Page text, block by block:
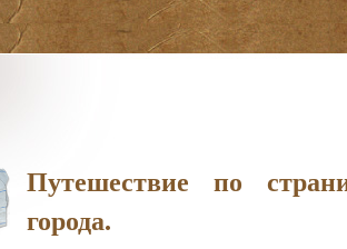
Путешествие по
города.